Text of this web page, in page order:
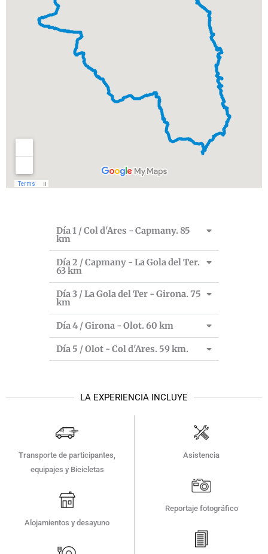
Día 1 / Col d'Ares - Capmany. 85
km
Día 2 / Capmany - La Gola del Ter.
63 km
Día 3 / La Gola del Ter - Girona. 75
km
Día 4 / Girona - Olot. 60 km
Día 5 / Olot - Col d'Ares. 59 km.
LA EXPERIENCIA INCLUYE
Transporte de participantes,
equipajes y Bicicletas
Alojamientos y desayuno
Asistencia
Reportaje fotográfico